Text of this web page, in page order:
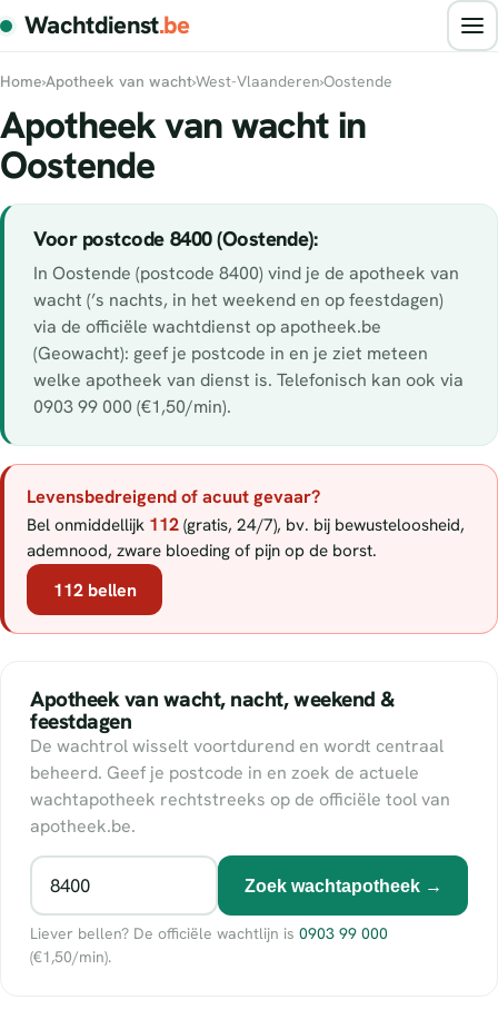
Wachtdienst.be
Home›Apotheek van wacht›West-Vlaanderen›Oostende
Apotheek van wacht in
Oostende
Voor postcode 8400 (Oostende):
In Oostende (postcode 8400) vind je de apotheek van
wacht (’s nachts, in het weekend en op feestdagen)
via de officiële wachtdienst op apotheek.be
(Geowacht): geef je postcode in en je ziet meteen
welke apotheek van dienst is. Telefonisch kan ook via
0903 99 000 (€1,50/min).
Levensbedreigend of acuut gevaar?
Bel onmiddellijk 112 (gratis, 24/7), bv. bij bewusteloosheid,
ademnood, zware bloeding of pijn op de borst.
112 bellen
Apotheek van wacht, nacht, weekend &
feestdagen
De wachtrol wisselt voortdurend en wordt centraal
beheerd. Geef je postcode in en zoek de actuele
wachtapotheek rechtstreeks op de officiële tool van
apotheek.be.
Zoek wachtapotheek →
Liever bellen? De officiële wachtlijn is 0903 99 000
(€1,50/min).